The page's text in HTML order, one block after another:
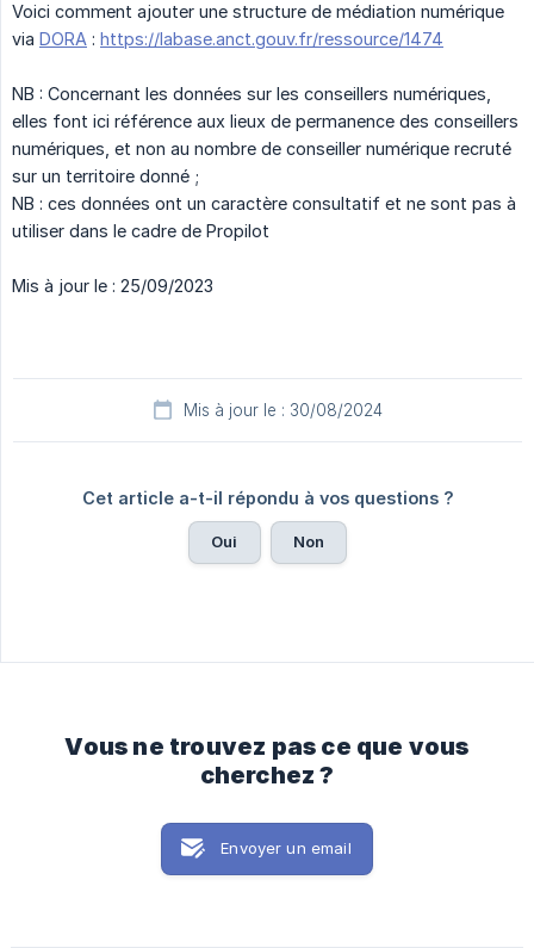
Voici comment ajouter une structure de médiation numérique
via DORA : https://labase.anct.gouv.fr/ressource/1474
NB : Concernant les données sur les conseillers numériques,
elles font ici référence aux lieux de permanence des conseillers
numériques, et non au nombre de conseiller numérique recruté
sur un territoire donné ;
NB : ces données ont un caractère consultatif et ne sont pas à
utiliser dans le cadre de Propilot
Mis à jour le : 25/09/2023
Mis à jour le : 30/08/2024
Cet article a-t-il répondu à vos questions ?
Oui Non
Vous ne trouvez pas ce que vous
cherchez ?
Envoyer un email